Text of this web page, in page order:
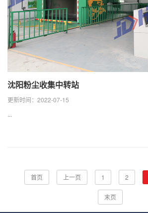
沈阳粉尘收集中转站
更新时间：2022-07-15
...
首页 上一页 1 2
末页